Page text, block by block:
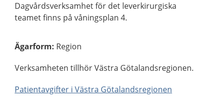
Dagvårdsverksamhet för det leverkirurgiska
teamet finns på våningsplan 4.
Ägarform: Region
Verksamheten tillhör Västra Götalandsregionen.
Patientavgifter i Västra Götalandsregionen